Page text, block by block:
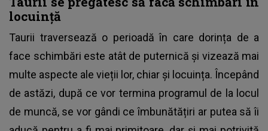
locuință
Taurii traversează o perioadă în care dorința de a
face schimbări este atât de puternică și vizează mai
multe aspecte ale vieții lor, chiar și locuința. Începând
de astăzi, după ce vor termina programul de la locul
de muncă, se vor gândi ce îmbunătățiri ar putea să îi